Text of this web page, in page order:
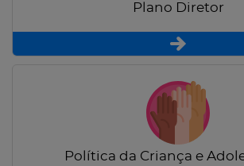
Plano Diretor
Política da Criança e